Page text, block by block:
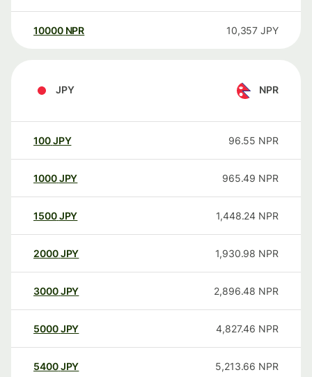
10000 NPR 10,357 JPY
JPY NPR
100JPY 96.55 NPR
1000JPY 965.49 NPR
1500JPY 1,448.24 NPR
2000JPY 1,930.98 NPR
3000JPY 2,896.48 NPR
5000JPY 4,827.46 NPR
5400JPY 5,213.66 NPR